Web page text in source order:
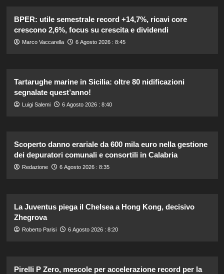
BPER: utile semestrale record +14,7%, ricavi core
crescono 2,6%, focus su crescita e dividendi
Marco Vaccarella 6 Agosto 2026 : 8:45
Tartarughe marine in Sicilia: oltre 80 nidificazioni
segnalate quest’anno!
Luigi Salemi 6 Agosto 2026 : 8:40
Scoperto danno erariale da 600 mila euro nella gestione
dei depuratori comunali e consortili in Calabria
Redazione 6 Agosto 2026 : 8:35
La Juventus piega il Chelsea a Hong Kong, decisivo
Zhegrova
Roberto Parisi 6 Agosto 2026 : 8:20
Pirelli P Zero, mescole per accelerazione record per la